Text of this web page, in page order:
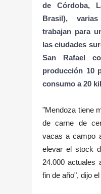
de Córdoba,
Brasil),
trabajan para
las ciudades
San Rafael
producción 10
consumo a 20
"Mendoza tiene
de carne de
vacas a campo
elevar el stock
24.000 actuales
fin de año", dijo